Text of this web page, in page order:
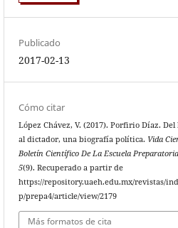
Publicado
2017-02-13
Cómo citar
López Chávez, V. (2017). Porfirio Díaz. Del
al dictador, una biografía política. Vida
Boletín Científico De La Escuela
5(9). Recuperado a partir de
https://repository.uaeh.edu.mx/revistas/
p/prepa4/article/view/2179
Más formatos de cita